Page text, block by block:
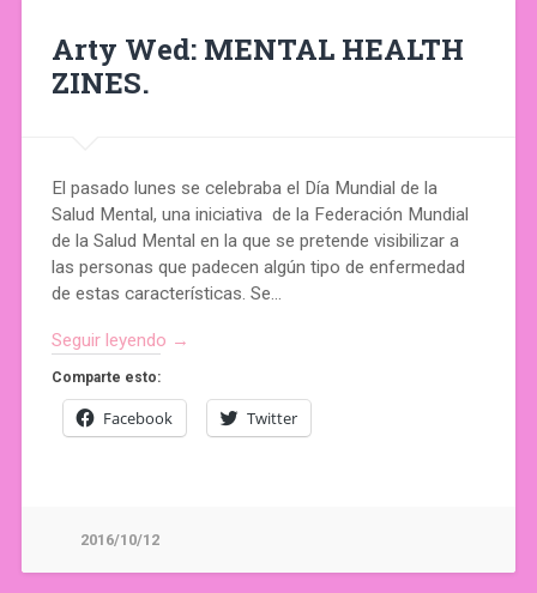
Arty Wed: MENTAL HEALTH
ZINES.
El pasado lunes se celebraba el Día Mundial de la
Salud Mental, una iniciativa de la Federación Mundial
de la Salud Mental en la que se pretende visibilizar a
las personas que padecen algún tipo de enfermedad
de estas características. Se…
Seguir leyendo →
Comparte esto:
Facebook Twitter
2016/10/12